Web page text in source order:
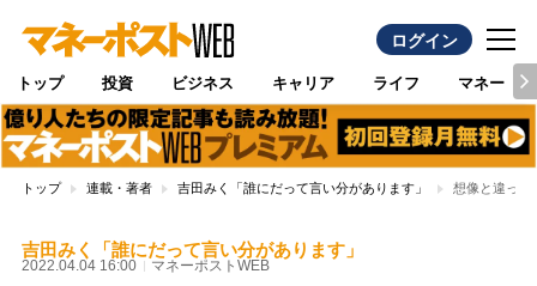
ログイン
トップ 投資 ビジネス キャリア ライフ マネー
トップ 連載・著者 吉田みく「誰にだって言い分があります」 想像と違っ
吉田みく「誰にだって言い分があります」
2022.04.04 16:00 マネーポストWEB